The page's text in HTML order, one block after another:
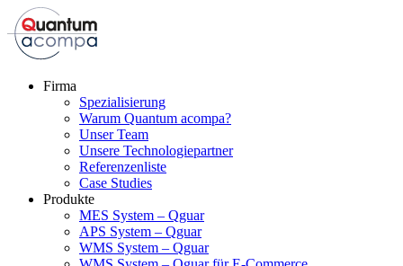
Firma
Spezialisierung
Warum Quantum acompa?
Unser Team
Unsere Technologiepartner
Referenzenliste
Case Studies
Produkte
MES System – Qguar
APS System – Qguar
WMS System – Qguar